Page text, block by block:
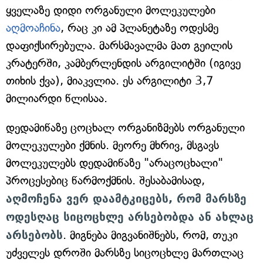
ყველაზე დიდი ორგანული მოლეკულები
აღმოაჩინა, რაც კი ამ პლანეტაზე ოდესმე
დაფიქსირებულა. მარსმავალმა მათ გეილის
კრატერში, კამბერლენდის არგილიტში (იგივე
თიხის ქვა), მიაკვლია. ეს არგილიტი 3,7
მილიარდი წლისაა.
დედამიწაზე ცოცხალ ორგანიზმებს ორგანული
მოლეკულები ქმნის. მეორე მხრივ, მსგავს
მოლეკულებს დედამიწაზე "არაცოცხალი"
პროცესებიც წარმოქმნის. შესაბამისად,
აღმოჩენა ვერ დაამტკიცებს, რომ მარსზე
ოდესღაც სიცოცხლე არსებობდა ან ახლაც
არსებობს. მიგნება მიგვანიშნებს, რომ, თუკი
უძველეს დროში მარსზე სიცოცხლე მართლაც